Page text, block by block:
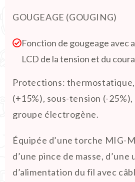
GOUGEAGE (GOUGING)
Fonction de gougeage avec
LCD de la tension et du
Protections:
(+15%), sous-tension (-
groupe électrogène.
Équipée d’une torche MIG-
d’une pince de masse, d’une
d’alimentation du fil avec